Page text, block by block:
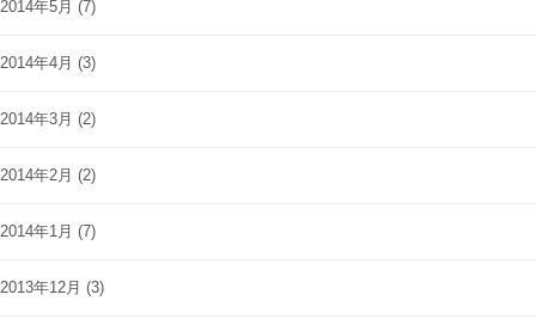
2014年5月 (7)
2014年4月 (3)
2014年3月 (2)
2014年2月 (2)
2014年1月 (7)
2013年12月 (3)